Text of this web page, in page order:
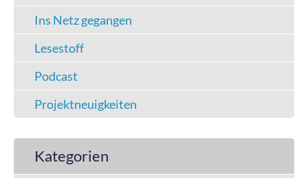
Ins Netz gegangen
Lesestoff
Podcast
Projektneuigkeiten
Kategorien